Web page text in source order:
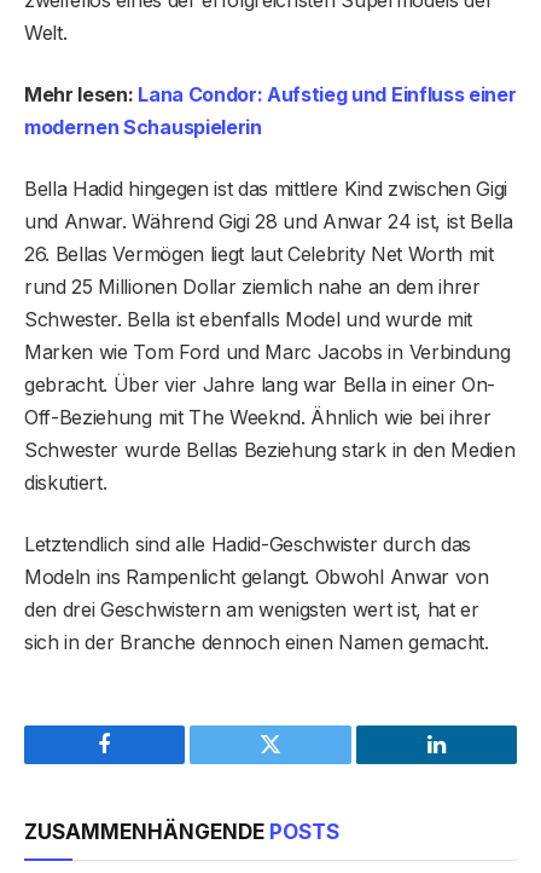
Welt.
Mehr lesen: Lana Condor: Aufstieg und Einfluss einer
modernen Schauspielerin
Bella Hadid hingegen ist das mittlere Kind zwischen Gigi
und Anwar. Während Gigi 28 und Anwar 24 ist, ist Bella
26. Bellas Vermögen liegt laut Celebrity Net Worth mit
rund 25 Millionen Dollar ziemlich nahe an dem ihrer
Schwester. Bella ist ebenfalls Model und wurde mit
Marken wie Tom Ford und Marc Jacobs in Verbindung
gebracht. Über vier Jahre lang war Bella in einer On-
Off-Beziehung mit The Weeknd. Ähnlich wie bei ihrer
Schwester wurde Bellas Beziehung stark in den Medien
diskutiert.
Letztendlich sind alle Hadid-Geschwister durch das
Modeln ins Rampenlicht gelangt. Obwohl Anwar von
den drei Geschwistern am wenigsten wert ist, hat er
sich in der Branche dennoch einen Namen gemacht.
Facebook Twitter LinkedIn
ZUSAMMENHÄNGENDE POSTS